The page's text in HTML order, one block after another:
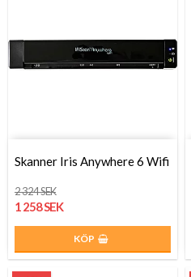
Skanner Iris Anywhere 6 Wifi
2 324 SEK
1 258 SEK
KÖP